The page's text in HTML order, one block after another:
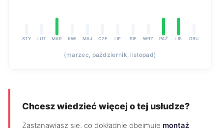
STY LUT MAR KWI MAJ CZE LIP SIE WRZ PAŹ LIS GRU
(marzec, październik, listopad)
Chcesz wiedzieć więcej o tej usłudze?
Zastanawiasz się, co dokładnie obejmuje montaż